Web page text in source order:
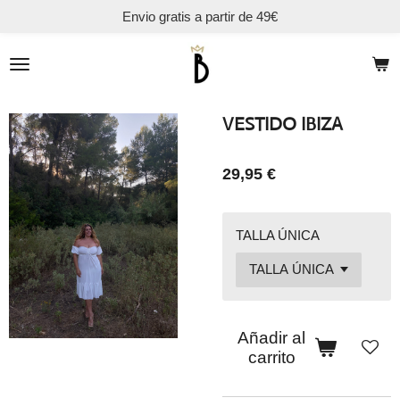
contenido
Envio gratis a partir de 49€
VESTIDO IBIZA
29,95 €
TALLA ÚNICA
Añadir al
carrito